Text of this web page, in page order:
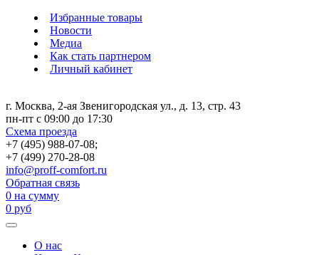
Избранные товары
Новости
Медиа
Как стать партнером
Личный кабинет
г. Москва, 2-ая Звенигородская ул., д. 13, стр. 43
пн-пт с 09:00 до 17:30
Схема проезда
+7 (495) 988-07-08;
+7 (499) 270-28-08
info@proff-comfort.ru
Обратная связь
0 на сумму
0 руб
О нас